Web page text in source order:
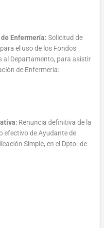
Enfermería: Solicitud de
el uso de los Fondos
al Departamento, para asistir
de Enfermería:
: Renuncia definitiva de la
efectivo de Ayudante de
Simple, en el Dpto. de